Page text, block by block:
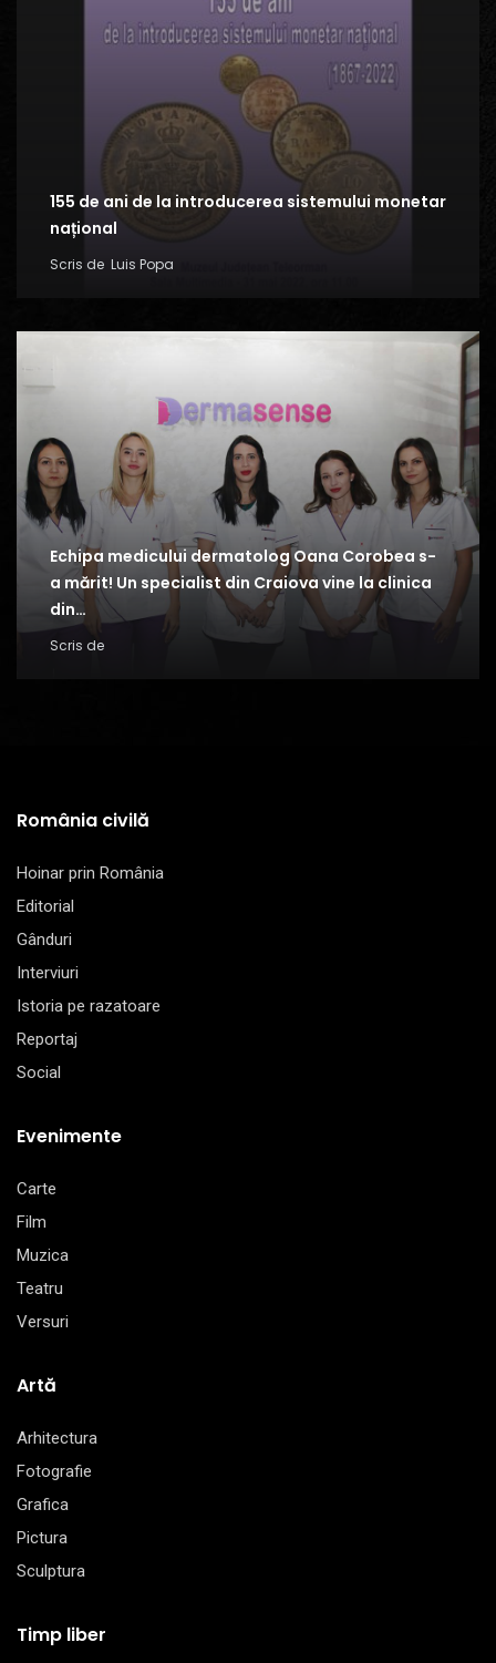
155 de ani de la introducerea sistemului monetar
național
Scris de Luis Popa
Echipa medicului dermatolog Oana Corobea s-
a mărit! Un specialist din Craiova vine la clinica
din…
Scris de
România civilă
Hoinar prin România
Editorial
Gânduri
Interviuri
Istoria pe razatoare
Reportaj
Social
Evenimente
Carte
Film
Muzica
Teatru
Versuri
Artă
Arhitectura
Fotografie
Grafica
Pictura
Sculptura
Timp liber